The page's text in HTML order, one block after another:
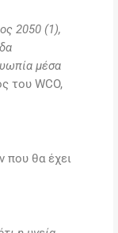
2050 (1),
μέσα
του WCO,
που θα έχει